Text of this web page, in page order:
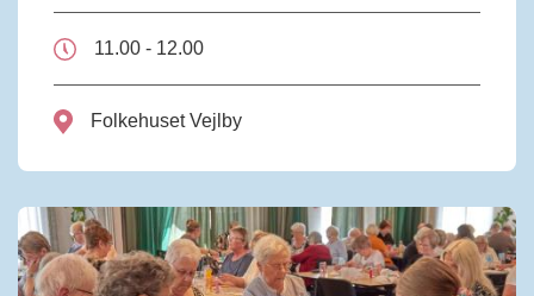
11.00 - 12.00
Folkehuset Vejlby